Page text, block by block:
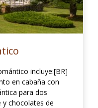
incluye:[BR]
en cabaña con
para dos
y chocolates de